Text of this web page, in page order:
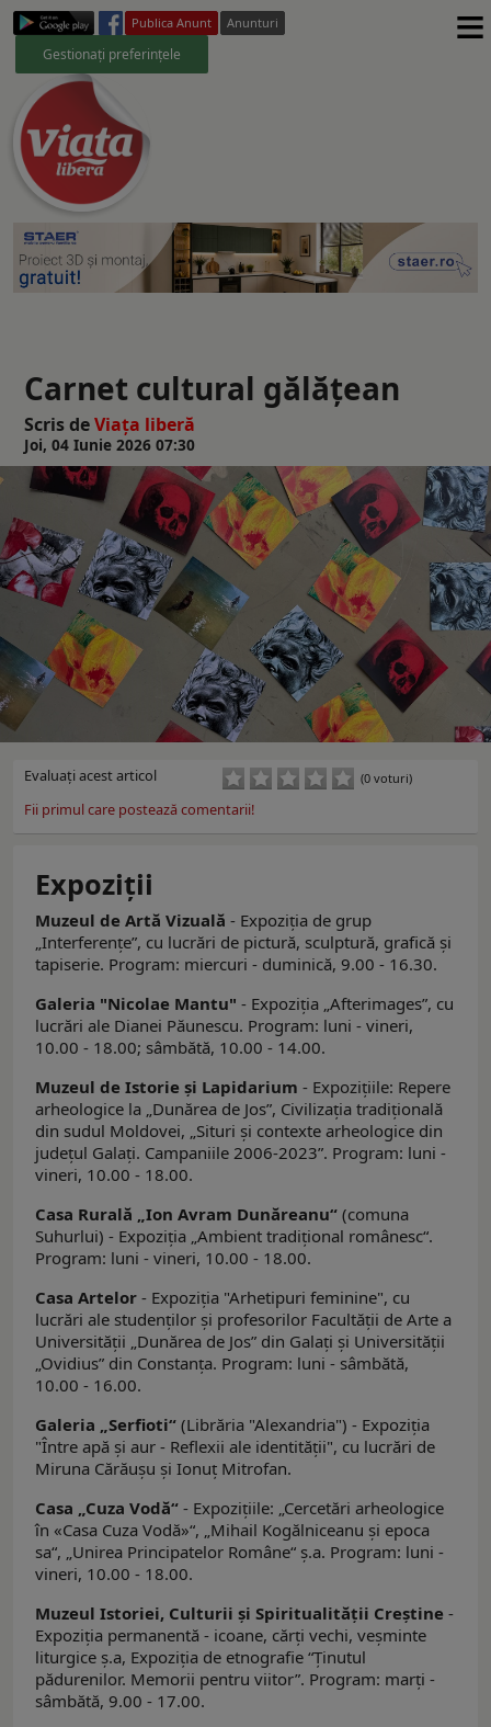
Publica Anunt Anunturi
Gestionați preferințele ≡
Carnet cultural gălățean
Scris deViaţa liberă
Joi, 04 Iunie 2026 07:30
Evaluaţi acest articol (0 voturi)
Fii primul care postează comentarii!
Expoziţii
Muzeul de Artă Vizuală - Expoziția de grup
„Interferențeˮ, cu lucrări de pictură, sculptură, grafică și
tapiserie. Program: miercuri - duminică, 9.00 - 16.30.
Galeria "Nicolae Mantu" - Expoziţia „Afterimagesˮ, cu
lucrări ale Dianei Păunescu. Program: luni - vineri,
10.00 - 18.00; sâmbătă, 10.00 - 14.00.
Muzeul de Istorie şi Lapidarium - Expoziţiile: Repere
arheologice la „Dunărea de Jos”, Civilizaţia tradiţională
din sudul Moldovei, „Situri şi contexte arheologice din
judeţul Galaţi. Campaniile 2006-2023”. Program: luni -
vineri, 10.00 - 18.00.
Casa Rurală „Ion Avram Dunăreanu“ (comuna
Suhurlui) - Expoziţia „Ambient tradiţional românesc“.
Program: luni - vineri, 10.00 - 18.00.
Casa Artelor - Expoziţia "Arhetipuri feminine", cu
lucrări ale studenţilor şi profesorilor Facultăţii de Arte a
Universităţii „Dunărea de Jos” din Galaţi şi Universităţii
„Ovidius” din Constanța. Program: luni - sâmbătă,
10.00 - 16.00.
Galeria
Serfioti“ (Librăria "Alexandria") - Expoziția
"Între apă şi aur - Reflexii ale identității", cu lucrări de
Miruna Cărăuşu şi Ionuț Mitrofan.
Casa „Cuza Vodă“ - Expoziţiile: „Cercetări arheologice
în «Casa Cuza Vodă»“, „Mihail Kogălniceanu şi epoca
sa“, „Unirea Principatelor Române“ ş.a. Program: luni -
vineri, 10.00 - 18.00.
Muzeul Istoriei, Culturii şi Spiritualităţii Creştine -
Expoziţia permanentă - icoane, cărţi vechi, veşminte
liturgice ş.a, Expoziția de etnografie “Ținutul
pădurenilor. Memorii pentru viitor”. Program: marți -
sâmbătă, 9.00 - 17.00.